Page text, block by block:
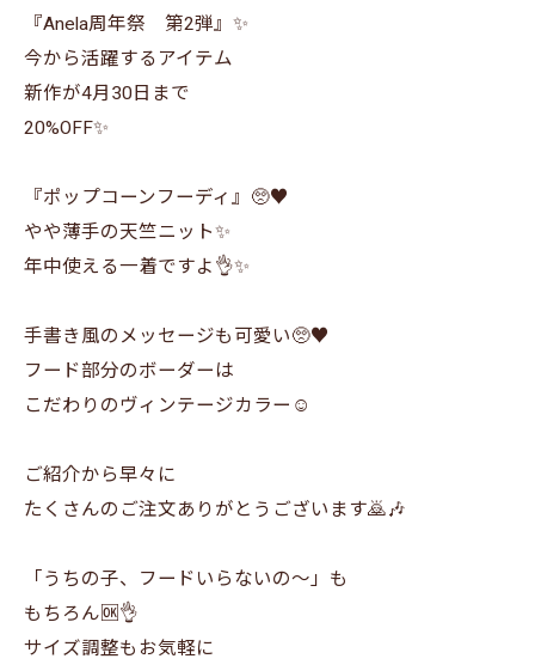
『Anela周年祭 第2弾』✨
今から活躍するアイテム
新作が4月30日まで
20%OFF✨
『ポップコーンフーディ』🥺♥️
やや薄手の天竺ニット✨
年中使える一着ですよ👌✨
手書き風のメッセージも可愛い🥺♥️
フード部分のボーダーは
こだわりのヴィンテージカラー☺️
ご紹介から早々に
たくさんのご注文ありがとうございます🙇🎶
「うちの子、フードいらないの～」も
もちろん🆗👌
サイズ調整もお気軽に